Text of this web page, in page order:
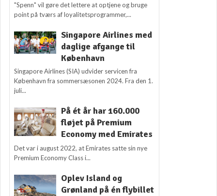
"Spenn" vil gøre det lettere at optjene og bruge
point på tværs af loyalitetsprogrammer,...
Singapore Airlines med
daglige afgange til
København
Singapore Airlines (SIA) udvider servicen fra
København fra sommersæsonen 2024. Fra den 1.
juli...
På ét år har 160.000
fløjet på Premium
Economy med Emirates
Det var i august 2022, at Emirates satte sin nye
Premium Economy Class i...
Oplev Island og
Grønland på én flybillet